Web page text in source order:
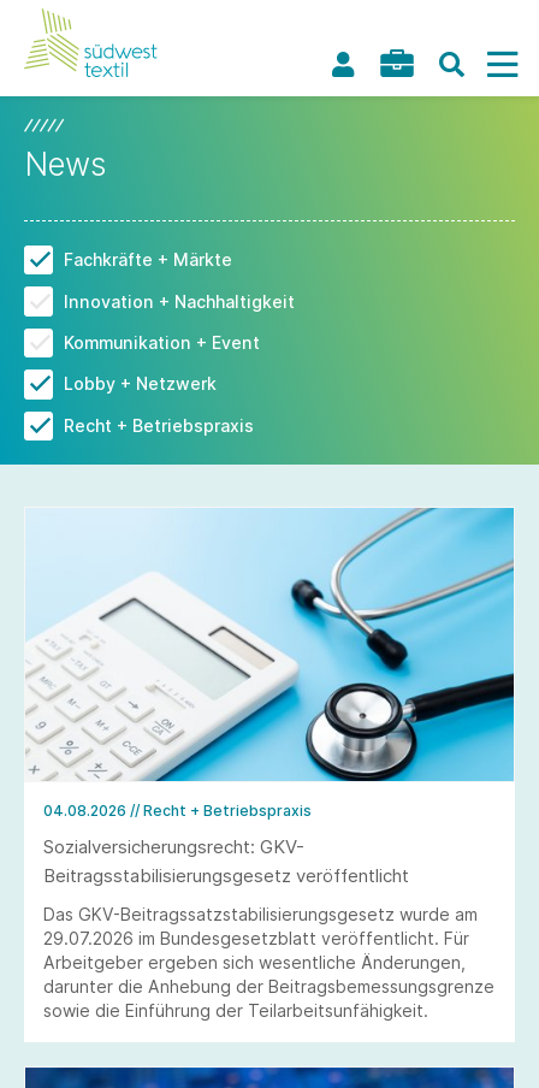
News
Fachkräfte + Märkte
Innovation + Nachhaltigkeit
Kommunikation + Event
Lobby + Netzwerk
Recht + Betriebspraxis
04.08.2026 // Recht + Betriebspraxis
Sozialversicherungsrecht: GKV-
Beitragsstabilisierungsgesetz veröffentlicht
Das GKV-Beitragssatzstabilisierungsgesetz wurde am
29.07.2026 im Bundesgesetzblatt veröffentlicht. Für
Arbeitgeber ergeben sich wesentliche Änderungen,
darunter die Anhebung der Beitragsbemessungsgrenze
sowie die Einführung der Teilarbeitsunfähigkeit.